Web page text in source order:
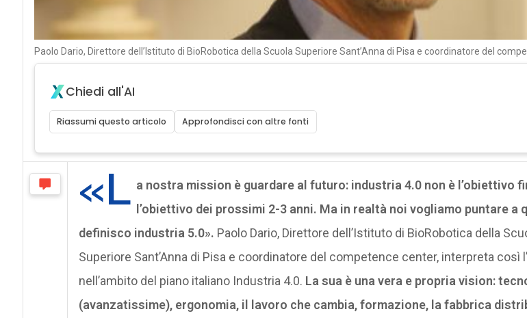
Paolo Dario, Direttore dell’Istituto di BioRobotica della Scuola Superiore Sant’Anna di Pisa e coordinatore del
Chiedi all'AI
Riassumi questo articolo Approfondisci con altre fonti
«L a nostra mission è guardare al futuro: industria 4.0 non è l’obiettivo
l’obiettivo dei prossimi 2-3 anni. Ma in realtà noi vogliamo puntare a
definisco industria 5.0». Paolo Dario, Direttore dell’Istituto di BioRobotica della
Superiore Sant’Anna di Pisa e coordinatore del competence center, interpreta così
nell’ambito del piano italiano Industria 4.0. La sua è una vera e propria vision:
(avanzatissime), ergonomia, il lavoro che cambia, formazione, la fabbrica